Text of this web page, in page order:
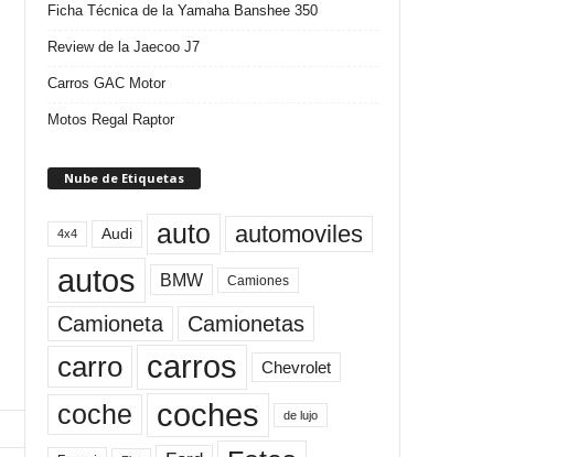
Ficha Técnica de la Yamaha Banshee 350
Review de la Jaecoo J7
Carros GAC Motor
Motos Regal Raptor
Nube de Etiquetas
4x4 Audi auto automoviles
autos BMW Camiones
Camioneta Camionetas
carro carros Chevrolet
coche coches de lujo